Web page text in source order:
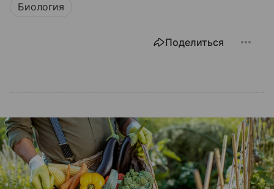
Биология
Поделиться